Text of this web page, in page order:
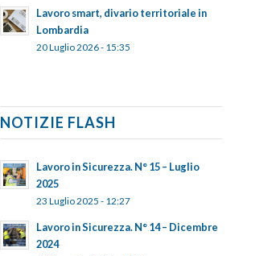
Lavoro smart, divario territoriale in
Lombardia
20 Luglio 2026 - 15:35
NOTIZIE FLASH
Lavoro in Sicurezza. N° 15 – Luglio
2025
23 Luglio 2025 - 12:27
Lavoro in Sicurezza. N° 14 – Dicembre
2024